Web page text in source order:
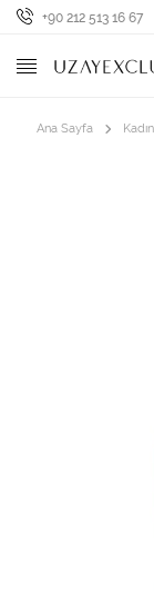
+90 212 513 16 67
Ana Sayfa